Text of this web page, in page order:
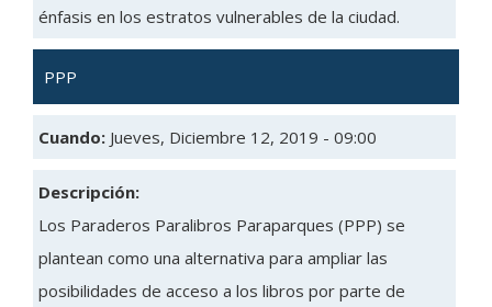
énfasis en los estratos vulnerables de la ciudad.
PPP
Cuando: Jueves, Diciembre 12, 2019 - 09:00
Descripción:
Los Paraderos Paralibros Paraparques (PPP) se
plantean como una alternativa para ampliar las
posibilidades de acceso a los libros por parte de